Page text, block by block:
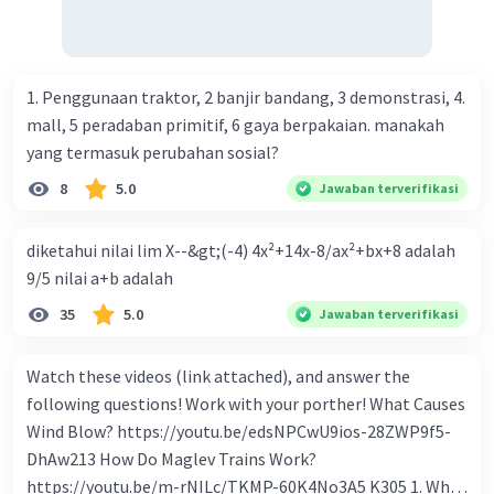
kontraktif dilakukan dengan cara .... a. Menurunkan
pengeluaran pemerintah (G), menambah pembayaran
transfer (Tr) dan meningkatkan pemungutan pajak (Tx) b.
Menurunkan G, mengurangi Tr, dan meningkatkan Tx c.
Menurunkan G, menambah Tr, dan menurunkan Tx d.
Meningkatkan G, menambah Tr, dan menurunkan Tx Cara
yang dilakukan kebijakan tingkat diskonto oleh Bank
Sentral dalam melakukan kebijakan moneter adalah .... a.
Mengatur jumlah pemberian kredit b. Menetapkan harga
wajib minimum (reserved requirement ratio) d. Mengatur
tingkat bunga tabungan e. Mengatur tingkat bunga
pinjaman bank sentral kepada bank umum Perhatikan
beberapa pernyataan berikut. 1). Menaikkan tarif pajak. 2).
1. Penggunaan traktor, 2 banjir bandang, 3 demonstrasi, 4.
mall, 5 peradaban primitif, 6 gaya berpakaian. manakah
yang termasuk perubahan sosial?
8 5.0 Jawaban terverifikasi
diketahui nilai lim X--&gt;(-4) 4x²+14x-8/ax²+bx+8 adalah
9/5 nilai a+b adalah
35 5.0 Jawaban terverifikasi
Watch these videos (link attached), and answer the
following questions! Work with your porther! What Causes
Wind Blow? https://youtu.be/edsNPCwU9ios-28ZWP9f5-
DhAw213 How Do Maglev Trains Work?
https://youtu.be/m-rNILc/TKMP-60K4No3A5 K305 1. What